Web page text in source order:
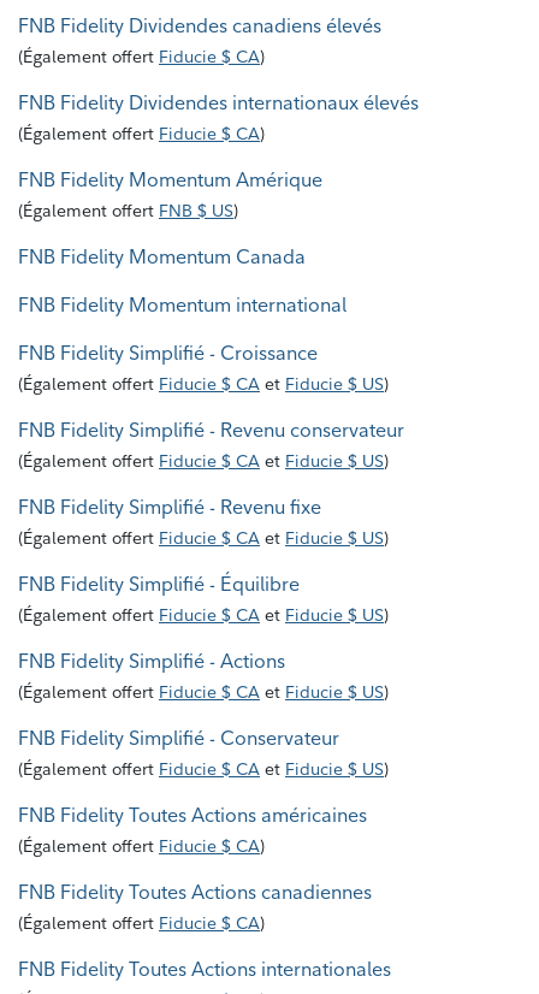
FNB Fidelity Dividendes canadiens élevés
(Également offert Fiducie $ CA)
FNB Fidelity Dividendes internationaux élevés
(Également offert Fiducie $ CA)
FNB Fidelity Momentum Amérique
(Également offert FNB $ US)
FNB Fidelity Momentum Canada
FNB Fidelity Momentum international
FNB Fidelity Simplifié - Croissance
(Également offert Fiducie $ CA et Fiducie $ US)
FNB Fidelity Simplifié - Revenu conservateur
(Également offert Fiducie $ CA et Fiducie $ US)
FNB Fidelity Simplifié - Revenu fixe
(Également offert Fiducie $ CA et Fiducie $ US)
FNB Fidelity Simplifié - Équilibre
(Également offert Fiducie $ CA et Fiducie $ US)
FNB Fidelity Simplifié - Actions
(Également offert Fiducie $ CA et Fiducie $ US)
FNB Fidelity Simplifié - Conservateur
(Également offert Fiducie $ CA et Fiducie $ US)
FNB Fidelity Toutes Actions américaines
(Également offert Fiducie $ CA)
FNB Fidelity Toutes Actions canadiennes
(Également offert Fiducie $ CA)
FNB Fidelity Toutes Actions internationales